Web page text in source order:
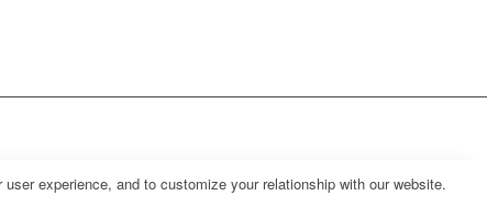
experience, and to customize your relationship with our website.